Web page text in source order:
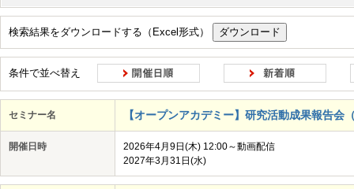
顧客・ユーザーへの共感 常識にとらわれない発想 反復的なアプロ
変化への適応 コラボレーション 柔軟な意思決定 事実に基づく判
検索結果をダウンロードする（Excel形式）
条件で並べ替え
セミナー名 【オープンアカデミー】研究活動成果報告
開催日時
2026年4月9日(木) 12:00～動画配信
2027年3月31日(水)